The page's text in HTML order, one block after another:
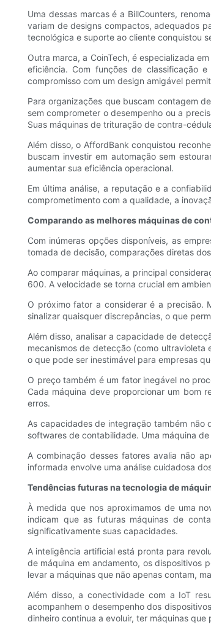
Uma dessas marcas é a BillCounters,
variam de designs compactos, adequados
tecnológica e suporte ao cliente conquistou
Outra marca, a CoinTech, é especializada
eficiência. Com funções de classificação
compromisso com um design amigável
Para organizações que buscam contagem
sem comprometer o desempenho ou a
Suas máquinas de trituração de contra-
Além disso, o AffordBank conquistou
buscam investir em automação sem
aumentar sua eficiência operacional.
Em última análise, a reputação e a
comprometimento com a qualidade, a
Comparando as melhores máquinas de
Com inúmeras opções disponíveis, as
tomada de decisão, comparações diretas
Ao comparar máquinas, a principal
600. A velocidade se torna crucial em
O próximo fator a considerar é a precisão.
sinalizar quaisquer discrepâncias, o que
Além disso, analisar a capacidade de
mecanismos de detecção (como
o que pode ser inestimável para empresas
O preço também é um fator inegável no
Cada máquina deve proporcionar um bom
erros.
As capacidades de integração também não
softwares de contabilidade. Uma máquina
A combinação desses fatores avalia não
informada envolve uma análise cuidadosa
Tendências futuras na tecnologia de
À medida que nos aproximamos de uma
indicam que as futuras máquinas de
significativamente suas capacidades.
A inteligência artificial está pronta para
de máquina em andamento, os dispositivos
levar a máquinas que não apenas contam,
Além disso, a conectividade com a IoT
acompanhem o desempenho dos
dinheiro continua a evoluir, ter máquinas